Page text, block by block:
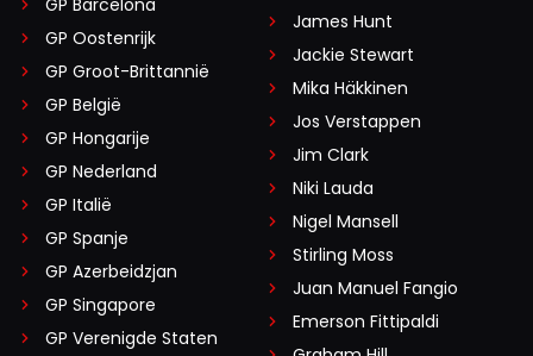
GP Oostenrijk
GP Groot-Brittannië
GP België
GP Hongarije
GP Nederland
GP Italië
GP Spanje
GP Azerbeidzjan
GP Singapore
GP Verenigde Staten
James Hunt
Jackie Stewart
Mika Häkkinen
Jos Verstappen
Jim Clark
Niki Lauda
Nigel Mansell
Stirling Moss
Juan Manuel Fangio
Emerson Fittipaldi